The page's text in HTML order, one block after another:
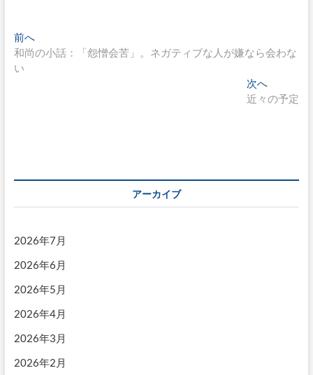
投
稿
シ
前へ
去
和尚の小話：「怨憎会苦」。ネガティブな人が嫌なら会わな
い
次へ
の
近々の予定
アーカイブ
2026年7月
2026年6月
2026年5月
2026年4月
2026年3月
2026年2月